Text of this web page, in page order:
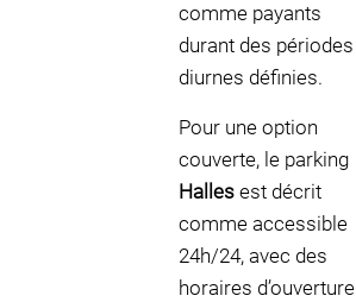
comme payants
durant des périodes
diurnes définies.
Pour une option
couverte, le parking
Halles est décrit
comme accessible
24h/24, avec des
horaires d’ouverture